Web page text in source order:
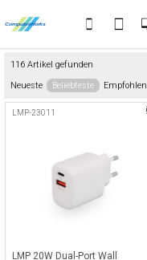
116 Artikel gefunden
Neueste Beliebteste Empfohlen
LMP-23011
LMP 20W Dual-Port Wall